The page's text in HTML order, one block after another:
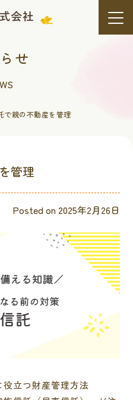
せ
で親の不動産を管理
管理
Posted on 2025年2月26日
立つ財産管理方法